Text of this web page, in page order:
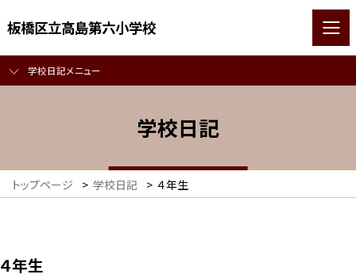
板橋区立高島第六小学校
学校日記メニュー
学校日記
トップページ > 学校日記 > ４年生
４年生